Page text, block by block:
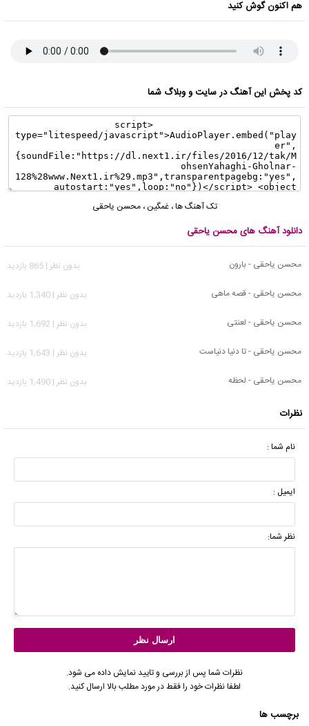
هم اکنون گوش کنید
کد پخش این آهنگ در سایت و وبلاگ شما
تک آهنگ ها،غمگین ،محسن یاحقی
دانلود آهنگ های محسن یاحقی
محسن یاحقی - بارون
بدون نظر | 865 بازدید
محسن یاحقی - قصه ماهی
بدون نظر | 1,340 بازدید
محسن یاحقی - لعنتی
بدون نظر | 1,692 بازدید
محسن یاحقی - تا دنیا دنیاست
بدون نظر | 1,643 بازدید
محسن یاحقی - لحظه
بدون نظر | 1,490 بازدید
نظرات
نام شما :
ایمیل :
نظر شما:
نظرات شما پس از بررسی و تایید نمایش داده می شود.
لطفا نظرات خود را فقط در مورد مطلب بالا ارسال کنید.
برچسب ها